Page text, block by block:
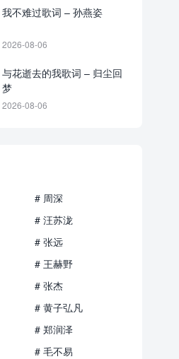
我不难过歌词 – 孙燕姿
2026-08-06
与花逝去的我歌词 – 归尘回
梦
2026-08-06
# 周深
# 汪苏泷
# 张远
# 王赫野
# 张杰
# 黄子弘凡
# 郑润泽
# 毛不易